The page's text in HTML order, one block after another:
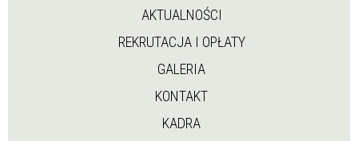
AKTUALNOŚCI
REKRUTACJA I OPŁATY
GALERIA
KONTAKT
KADRA